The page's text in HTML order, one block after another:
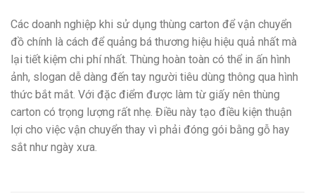
Các doanh nghiệp khi sử dụng thùng carton để vận chuyển
đồ chính là cách để quảng bá thương hiệu hiệu quả nhất mà
lại tiết kiệm chi phí nhất. Thùng hoàn toàn có thể in ấn hình
ảnh, slogan dễ dàng đến tay người tiêu dùng thông qua hình
thức bắt mắt. Với đặc điểm được làm từ giấy nên thùng
carton có trọng lượng rất nhẹ. Điều này tạo điều kiện thuận
lợi cho việc vận chuyển thay vì phải đóng gói bằng gỗ hay
sắt như ngày xưa.